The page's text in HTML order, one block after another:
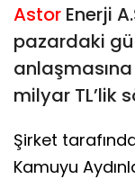
Astor Enerji
pazardaki
milyar TL’lik
Şirket
Kamuyu